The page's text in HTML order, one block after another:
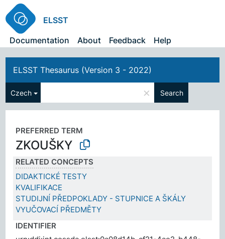
ELSST
Documentation
About Feedback Help
ELSST Thesaurus (Version 3 - 2022)
Czech × Search
PREFERRED TERM
ZKOUŠKY
RELATED CONCEPTS
DIDAKTICKÉ TESTY
KVALIFIKACE
STUDIJNÍ PŘEDPOKLADY - STUPNICE A ŠKÁLY
VYUČOVACÍ PŘEDMĚTY
IDENTIFIER